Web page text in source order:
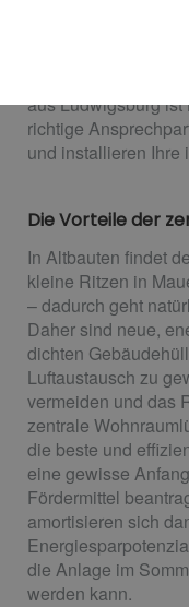
aus Ludwigsburg
richtige
und installieren Ihre
Die Vorteile der
In Altbauten findet
kleine Ritzen in
– dadurch geht
Daher sind neue,
dichten
Luftaustausch zu
vermeiden und das
zentrale
die beste und
eine gewisse
Fördermittel
amortisieren sich
die Anlage im
werden kann.